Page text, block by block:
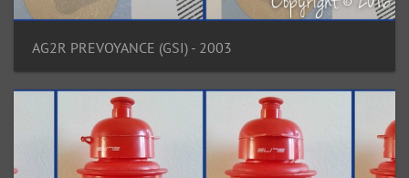
AG2R PREVOYANCE (GSI) - 2003